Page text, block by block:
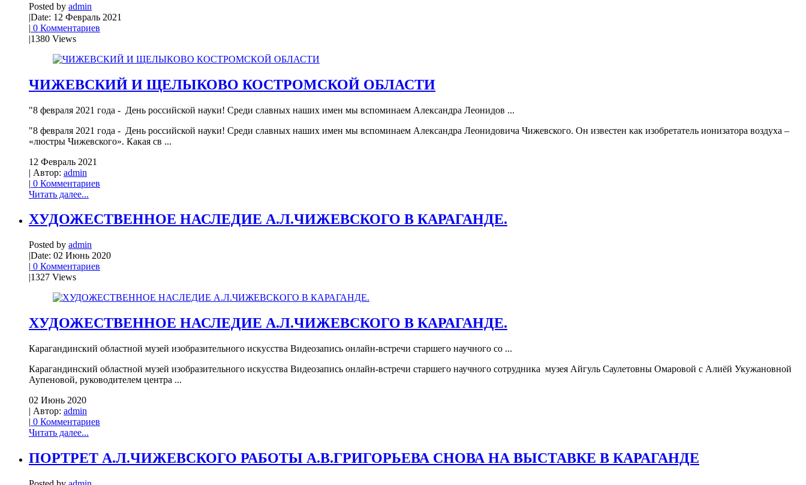
Posted by admin
|Date: 12 Февраль 2021
| 0 Комментариев
|1380 Views
ЧИЖЕВСКИЙ И ЩЕЛЫКОВО КОСТРОМСКОЙ ОБЛАСТИ
"8 февраля 2021 года - День российской науки! Среди славных наших имен мы вспоминаем Александра Леонидов ...
"8 февраля 2021 года - День российской науки! Среди славных наших имен мы вспоминаем Александра Леонидовича Чижевского. Он известен как изобретатель ионизатора воздуха –
«люстры Чижевского». Какая св ...
12 Февраль 2021
| Автор: admin
| 0 Комментариев
Читать далее...
ХУДОЖЕСТВЕННОЕ НАСЛЕДИЕ А.Л.ЧИЖЕВСКОГО В КАРАГАНДЕ.
Posted by admin
|Date: 02 Июнь 2020
| 0 Комментариев
|1327 Views
ХУДОЖЕСТВЕННОЕ НАСЛЕДИЕ А.Л.ЧИЖЕВСКОГО В КАРАГАНДЕ.
Карагандинский областной музей изобразительного искусства Видеозапись онлайн-встречи старшего научного со ...
Карагандинский областной музей изобразительного искусства Видеозапись онлайн-встречи старшего научного сотрудника музея Айгуль Саулетовны Омаровой с Алиёй Укужановной
Аупеновой, руководителем центра ...
02 Июнь 2020
| Автор: admin
| 0 Комментариев
Читать далее...
ПОРТРЕТ А.Л.ЧИЖЕВСКОГО РАБОТЫ А.В.ГРИГОРЬЕВА СНОВА НА ВЫСТАВКЕ В КАРАГАНДЕ